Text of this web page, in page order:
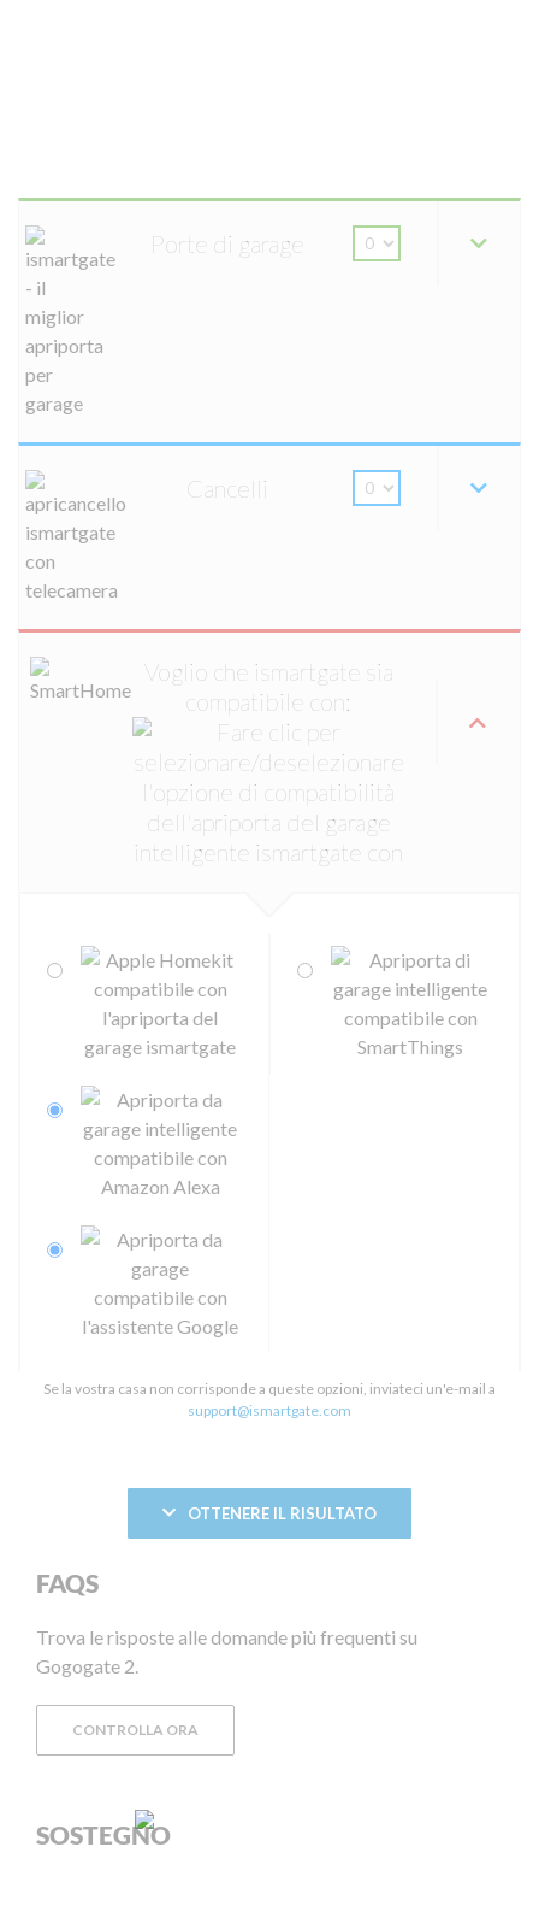
Porte di garage
Cancelli
Voglio che ismartgate sia
compatibile con:
Se la vostra casa non corrisponde a queste opzioni, inviateci un'e-mail a
support@ismartgate.com
OTTENERE IL RISULTATO
FAQS
Trova le risposte alle domande più frequenti su
Gogogate 2.
CONTROLLA ORA
SOSTEGNO